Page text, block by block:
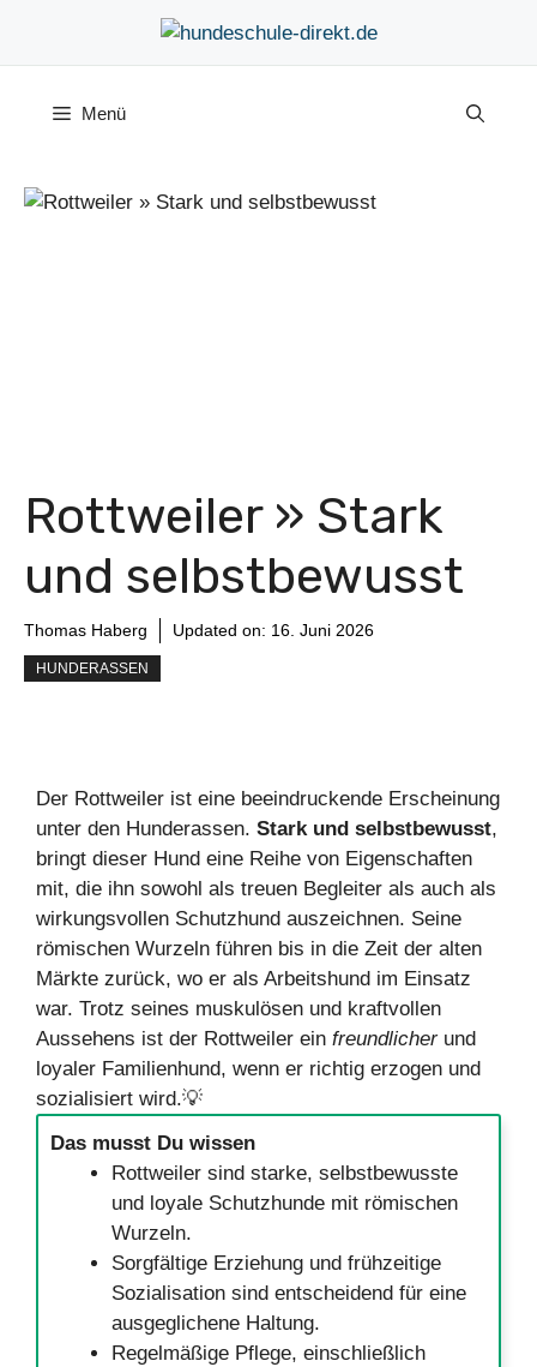
springen
Menü
Rottweiler » Stark
und selbstbewusst
Thomas Haberg Updated on: 16. Juni 2026
HUNDERASSEN
Der Rottweiler ist eine beeindruckende Erscheinung
unter den Hunderassen. Stark und selbstbewusst,
bringt dieser Hund eine Reihe von Eigenschaften
mit, die ihn sowohl als treuen Begleiter als auch als
wirkungsvollen Schutzhund auszeichnen. Seine
römischen Wurzeln führen bis in die Zeit der alten
Märkte zurück, wo er als Arbeitshund im Einsatz
war. Trotz seines muskulösen und kraftvollen
Aussehens ist der Rottweiler ein freundlicherund
loyaler Familienhund, wenn er richtig erzogen und
sozialisiert wird.💡
Das musst Du wissen
Rottweiler sind starke, selbstbewusste
und loyale Schutzhunde mit römischen
Wurzeln.
Sorgfältige Erziehung und frühzeitige
Sozialisation sind entscheidend für eine
ausgeglichene Haltung.
Regelmäßige Pflege, einschließlich